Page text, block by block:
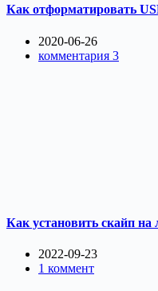
Как отформатировать
2020-06-26
комментария 3
Как установить скайп на
2022-09-23
1 коммент